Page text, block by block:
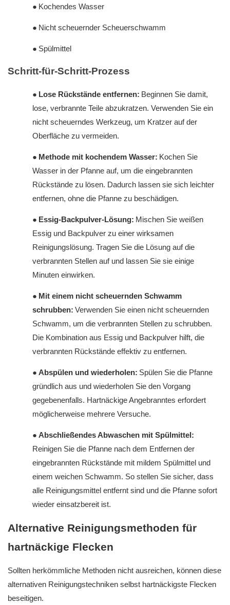
● Kochendes Wasser
● Nicht scheuernder Scheuerschwamm
● Spülmittel
Schritt-für-Schritt-Prozess
● Lose Rückstände entfernen: Beginnen Sie damit,
lose, verbrannte Teile abzukratzen. Verwenden Sie ein
nicht scheuerndes Werkzeug, um Kratzer auf der
Oberfläche zu vermeiden.
● Methode mit kochendem Wasser: Kochen Sie
Wasser in der Pfanne auf, um die eingebrannten
Rückstände zu lösen. Dadurch lassen sie sich leichter
entfernen, ohne die Pfanne zu beschädigen.
● Essig-Backpulver-Lösung: Mischen Sie weißen
Essig und Backpulver zu einer wirksamen
Reinigungslösung. Tragen Sie die Lösung auf die
verbrannten Stellen auf und lassen Sie sie einige
Minuten einwirken.
● Mit einem nicht scheuernden Schwamm
schrubben: Verwenden Sie einen nicht scheuernden
Schwamm, um die verbrannten Stellen zu schrubben.
Die Kombination aus Essig und Backpulver hilft, die
verbrannten Rückstände effektiv zu entfernen.
● Abspülen und wiederholen: Spülen Sie die Pfanne
gründlich aus und wiederholen Sie den Vorgang
gegebenenfalls. Hartnäckige Angebranntes erfordert
möglicherweise mehrere Versuche.
● Abschließendes Abwaschen mit Spülmittel:
Reinigen Sie die Pfanne nach dem Entfernen der
eingebrannten Rückstände mit mildem Spülmittel und
einem weichen Schwamm. So stellen Sie sicher, dass
alle Reinigungsmittel entfernt sind und die Pfanne sofort
wieder einsatzbereit ist.
Alternative Reinigungsmethoden für
hartnäckige Flecken
Sollten herkömmliche Methoden nicht ausreichen, können diese
alternativen Reinigungstechniken selbst hartnäckigste Flecken
beseitigen.